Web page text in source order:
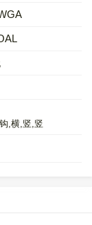
,横,竖,竖